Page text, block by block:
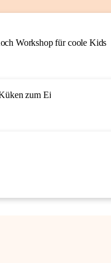
Workshop für coole Kids
zum Ei